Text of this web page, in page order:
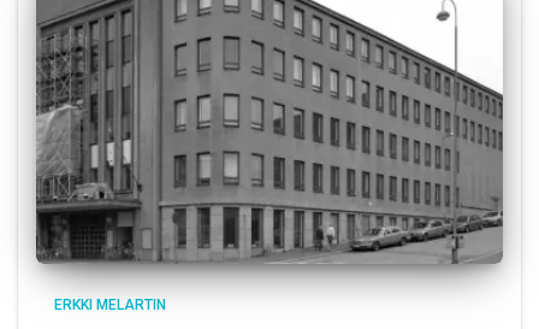
ERKKI MELARTIN